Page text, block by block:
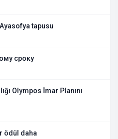
tapusu
сроку
Olympos İmar Planını
ödül daha